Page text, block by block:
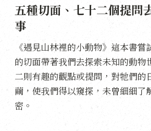
五種切面、七十二個提問
事
《遇見山林裡的小動物》這本書嘗
的切面帶著我們去探索未知的動物
二則有趣的觀點或提問，對牠們的
繭，使我們得以窺探，未曾細細了
密。